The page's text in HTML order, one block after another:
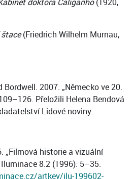
(Friedrich Wilhelm Murnau,
2007. „Německo ve 20.
Přeložili Helena Bendová
Lidové noviny.
„Filmová historie a vizuální
8.2 (1996): 5–35.
artkey/ilu-199602-